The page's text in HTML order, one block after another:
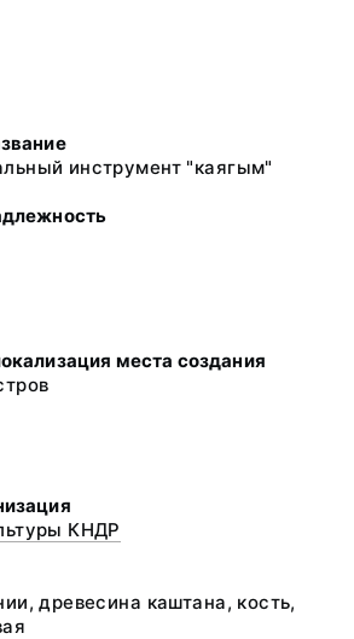
инструмент "каягым"
места создания
КНДР
древесина каштана, кость,